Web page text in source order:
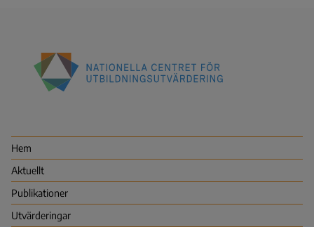
(NCU)
Hem
Aktuellt
Publikationer
Utvärderingar